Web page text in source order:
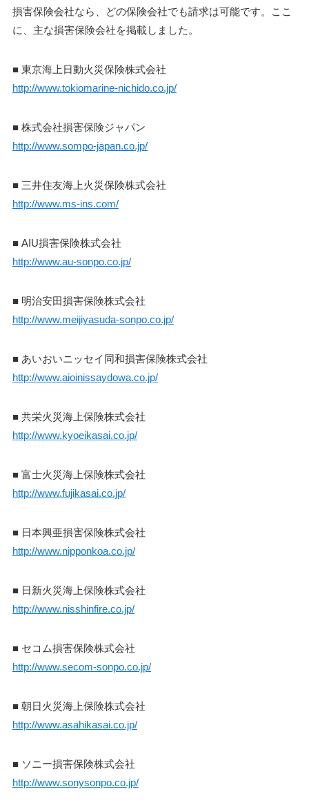
損害保険会社なら、どの保険会社でも請求は可能です。ここ
に、主な損害保険会社を掲載しました。
■東京海上日動火災保険株式会社
http://www.tokiomarine-nichido.co.jp/
■株式会社損害保険ジャパン
http://www.sompo-japan.co.jp/
■三井住友海上火災保険株式会社
http://www.ms-ins.com/
■AIU損害保険株式会社
http://www.au-sonpo.co.jp/
■明治安田損害保険株式会社
http://www.meijiyasuda-sonpo.co.jp/
■あいおいニッセイ同和損害保険株式会社
http://www.aioinissaydowa.co.jp/
■共栄火災海上保険株式会社
http://www.kyoeikasai.co.jp/
■富士火災海上保険株式会社
http://www.fujikasai.co.jp/
■日本興亜損害保険株式会社
http://www.nipponkoa.co.jp/
■日新火災海上保険株式会社
http://www.nisshinfire.co.jp/
■セコム損害保険株式会社
http://www.secom-sonpo.co.jp/
■朝日火災海上保険株式会社
http://www.asahikasai.co.jp/
■ソニー損害保険株式会社
http://www.sonysonpo.co.jp/